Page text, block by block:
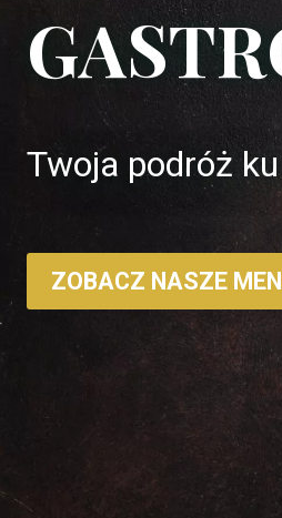
Twoja podróż
ZOBACZ NASZE